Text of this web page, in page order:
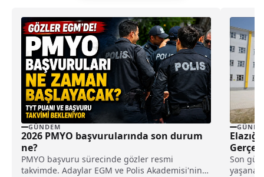
GÜNDEM
2026 PMYO başvurularında son durum
ne?
PMYO başvuru sürecinde gözler resmi
takvimde. Adaylar EGM ve Polis Akademisi'nin
Son
yaşanan